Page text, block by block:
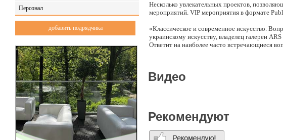
Персонал
добавить подрядчика
Несколько увлекательных проектов,
мероприятий. VIP мероприятия в формате
«Классическое и современное искусство.
украинскому искусству, владелец галереи
Ответит на наиболее часто встречающиеся
«Современное ювелирное искусство, как
Мероприятие с приглашенным геммологом
Видео
Рекомендуют